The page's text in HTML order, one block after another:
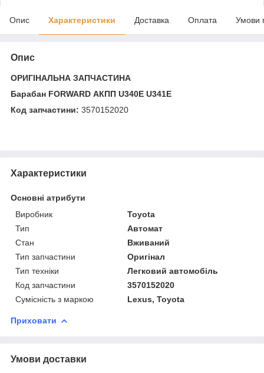
Опис Характеристики Доставка Оплата Умови
Опис
ОРИГІНАЛЬНА ЗАПЧАСТИНА
Барабан FORWARD АКПП U340E U341E
Код запчастини: 3570152020
Характеристики
Основні атрибути
Виробник
Toyota
Тип
Автомат
Стан
Вживаний
Тип запчастини
Оригінал
Тип техніки
Легковий автомобіль
Код запчастини
3570152020
Сумісність з маркою
Lexus, Toyota
Приховати
Умови доставки